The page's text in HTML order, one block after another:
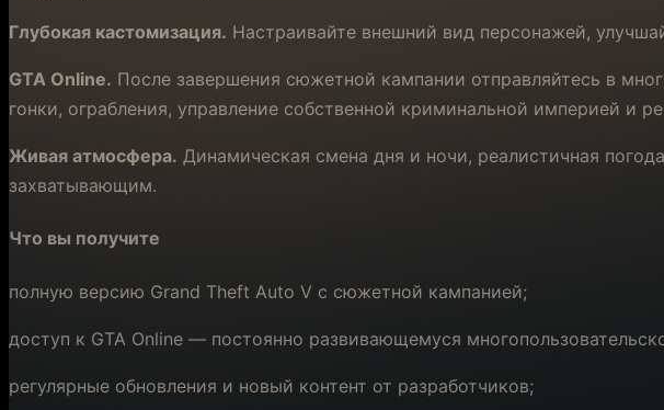
Глубокая кастомизация. Настраивайте внешний вид персонажей,
GTA Online. После завершения сюжетной кампании отправляйтесь в
гонки, ограбления, управление собственной криминальной империей и
Живая атмосфера. Динамическая смена дня и ночи, реалистичная
захватывающим.
Что вы получите
полную версию Grand Theft Auto V с сюжетной кампанией;
доступ к GTA Online — постоянно развивающемуся
регулярные обновления и новый контент от разработчиков;